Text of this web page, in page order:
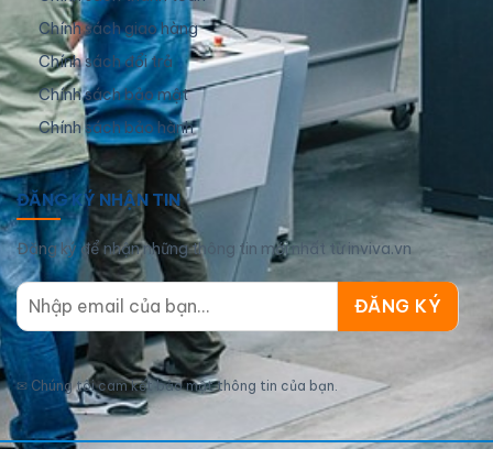
Chính sách giao hàng
Chính sách đổi trả
Chính sách bảo mật
Chính sách bảo hành
ĐĂNG KÝ NHẬN TIN
Đăng ký để nhận những thông tin mới nhất từ inviva.vn
✉ Chúng tôi cam kết bảo mật thông tin của bạn.